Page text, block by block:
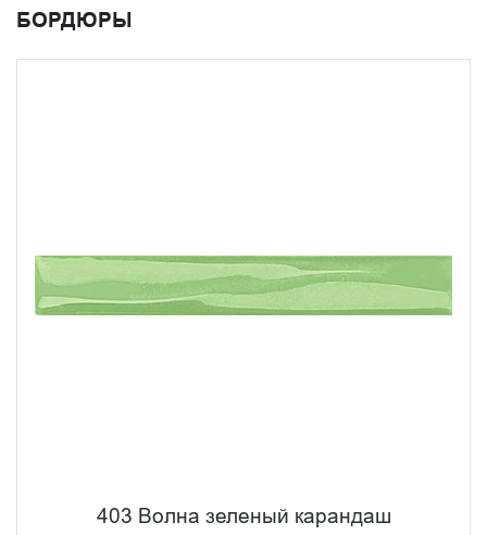
БОРДЮРЫ
403 Волна зеленый карандаш